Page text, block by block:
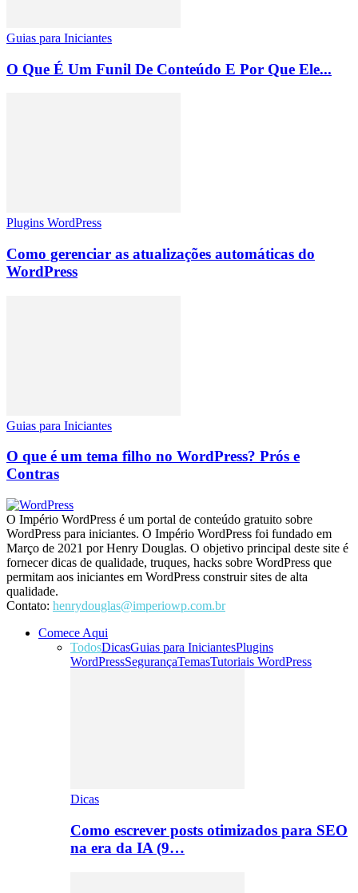
Guias para Iniciantes
O Que É Um Funil De Conteúdo E Por Que Ele...
Plugins WordPress
Como gerenciar as atualizações automáticas do
WordPress
Guias para Iniciantes
O que é um tema filho no WordPress? Prós e
Contras
O Império WordPress é um portal de conteúdo gratuito sobre
WordPress para iniciantes. O Império WordPress foi fundado em
Março de 2021 por Henry Douglas. O objetivo principal deste site é
fornecer dicas de qualidade, truques, hacks sobre WordPress que
permitam aos iniciantes em WordPress construir sites de alta
qualidade.
Contato: henrydouglas@imperiowp.com.br
Comece Aqui
TodosDicasGuias para IniciantesPlugins
WordPressSegurançaTemasTutoriais WordPress
Dicas
Como escrever posts otimizados para SEO
na era da IA (9…